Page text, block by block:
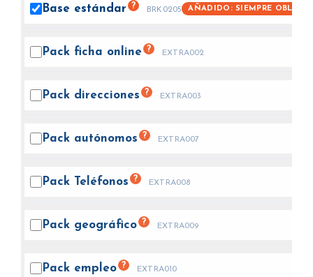
Base estándar ? BRK0205 AÑADIDO: SIEMPRE
Pack ficha online ? EXTRA002
Pack direcciones ? EXTRA003
Pack autónomos ? EXTRA007
Pack Teléfonos ? EXTRA008
Pack geográfico ? EXTRA009
Pack empleo ? EXTRA010